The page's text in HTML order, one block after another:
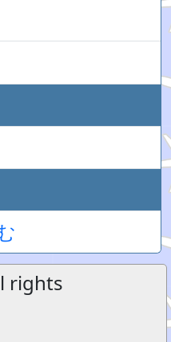
rights